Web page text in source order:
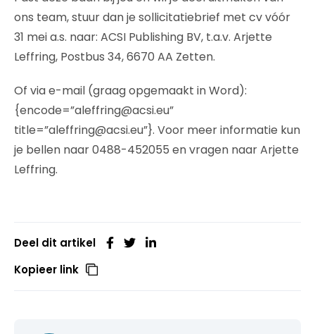
ons team, stuur dan je sollicitatiebrief met cv vóór
31 mei a.s. naar: ACSI Publishing BV, t.a.v. Arjette
Leffring, Postbus 34, 6670 AA Zetten.
Of via e-mail (graag opgemaakt in Word):
{encode=”aleffring@acsi.eu”
title=”aleffring@acsi.eu”}. Voor meer informatie kun
je bellen naar 0488-452055 en vragen naar Arjette
Leffring.
Deel dit artikel
Kopieer link